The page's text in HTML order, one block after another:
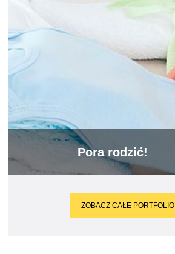
Pora rodzić!
ZOBACZ CAŁE PORTFOLIO